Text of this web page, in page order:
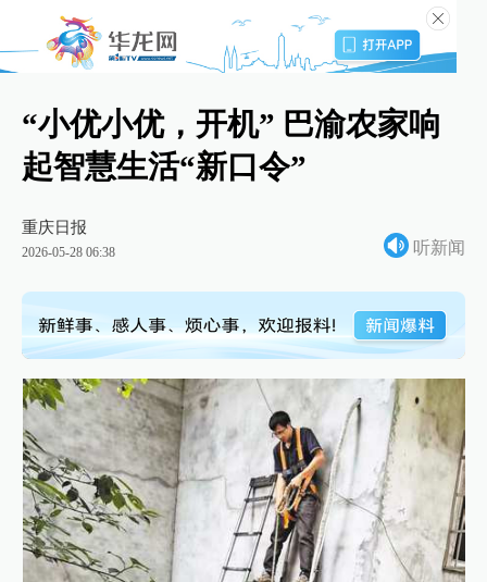
“小优小优，开机” 巴渝农家响
起智慧生活“新口令”
重庆日报
2026-05-28 06:38 听新闻